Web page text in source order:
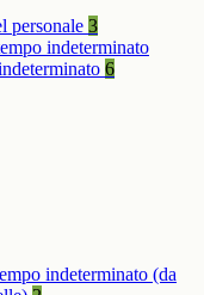
personale 3
indeterminato
6
indeterminato (da